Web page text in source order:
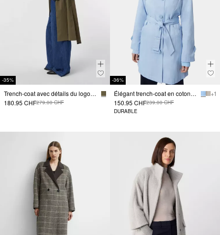
-35%
Trench-coat avec détails du logo et ceinture à nouer
180.95 CHF279.00 CHF
-36%
Élégant trench-coat en coton à la coupe ajustée
+ 1
150.95 CHF239.00 CHF
DURABLE